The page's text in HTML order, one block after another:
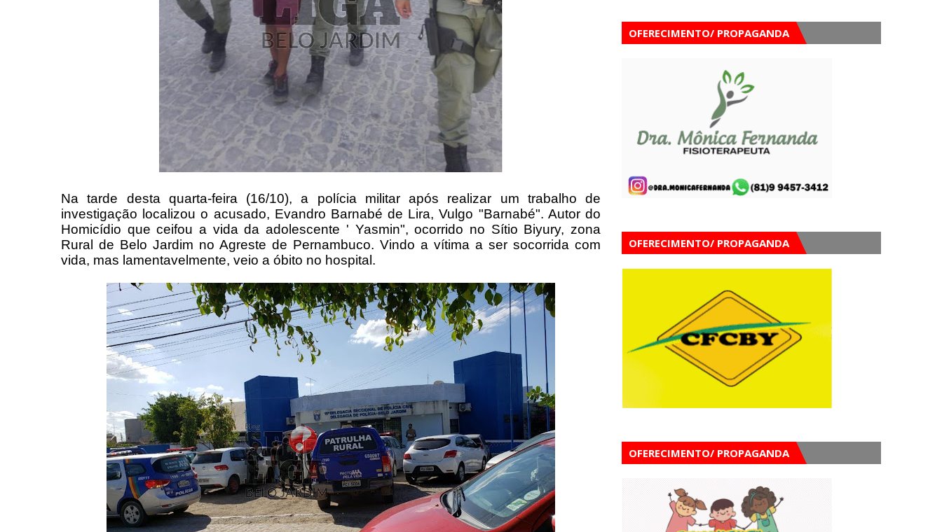
Na tarde desta quarta-feira (16/10), a polícia militar após realizar um trabalho de
investigação localizou o acusado, Evandro Barnabé de Lira, Vulgo "Barnabé". Autor do
Homicídio que ceifou a vida da adolescente ' Yasmin", ocorrido no Sítio Biyury, zona
Rural de Belo Jardim no Agreste de Pernambuco. Vindo a vítima a ser socorrida com
vida, mas lamentavelmente, veio a óbito no hospital.
OFERECIMENTO/ PROPAGANDA
OFERECIMENTO/ PROPAGANDA
OFERECIMENTO/ PROPAGANDA